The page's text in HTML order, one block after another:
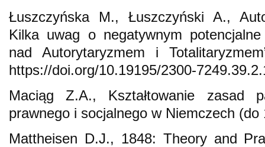
Łuszczyńska M., Łuszczyński A.,
Kilka uwag o negatywnym
nad Autorytaryzmem i
https://doi.org/10.19195/2300-
Maciąg Z.A., Kształtowanie zasad
prawnego i socjalnego w Niemczech (do
Mattheisen D.J., 1848: Theory and